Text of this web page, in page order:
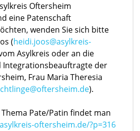
Oftersheim
eine Patenschaft
wenden Sie sich bitte
(heidi.joos@asylkreis-
Asylkreis oder an die
Integrationsbeauftragte der
Frau Maria Theresia
).
Pate/Patin findet man
oftersheim.de/?p=316